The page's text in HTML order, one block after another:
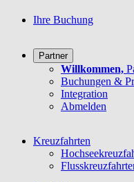
Ihre Buchung
Partner
Willkommen,
Buchungen &
Integration
Abmelden
Kreuzfahrten